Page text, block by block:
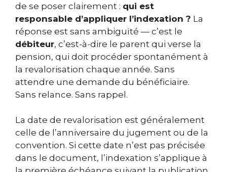
de se poser clairement : qui est
responsable d’appliquer l’indexation ? La
réponse est sans ambiguïté — c’est le
débiteur, c’est-à-dire le parent qui verse la
pension, qui doit procéder spontanément à
la revalorisation chaque année. Sans
attendre une demande du bénéficiaire.
Sans relance. Sans rappel.
La date de revalorisation est généralement
celle de l’anniversaire du jugement ou de la
convention. Si cette date n’est pas précisée
dans le document, l’indexation s’applique à